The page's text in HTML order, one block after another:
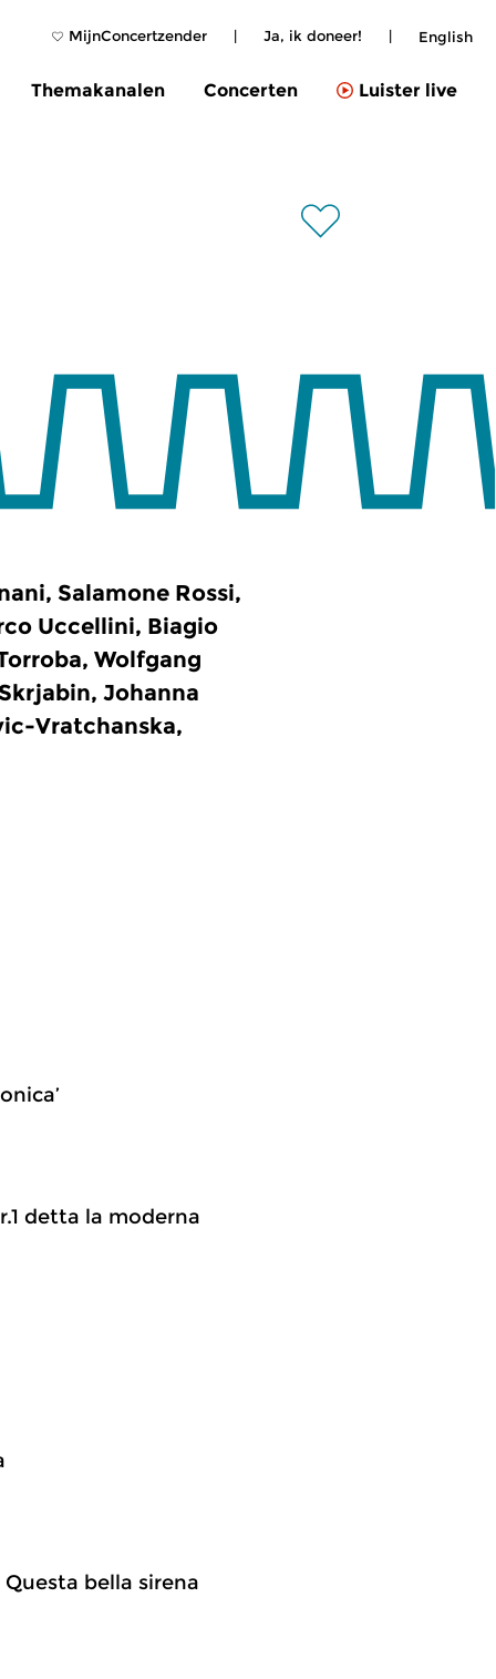
MijnConcertzender | Ja, ik doneer! | English
Themakanalen Concerten Luister live
Salamone Rossi,
Uccellini, Biagio
Wolfgang
Johanna
Vratchanska,
detta la moderna
Questa bella sirena